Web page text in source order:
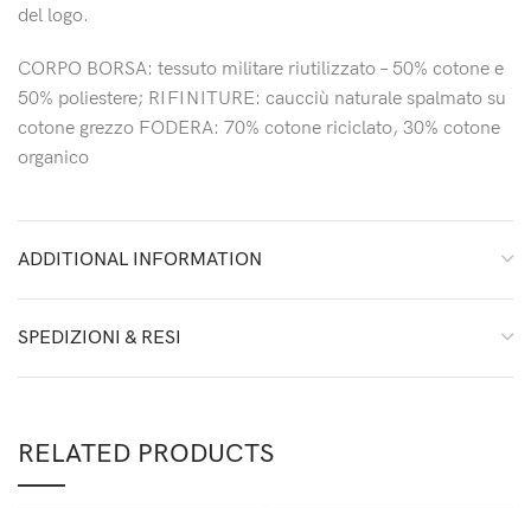
del logo.
CORPO BORSA: tessuto militare riutilizzato – 50% cotone e
50% poliestere; RIFINITURE: caucciù naturale spalmato su
cotone grezzo FODERA: 70% cotone riciclato, 30% cotone
organico
ADDITIONAL INFORMATION
SPEDIZIONI & RESI
RELATED PRODUCTS